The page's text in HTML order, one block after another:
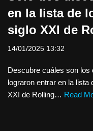
en la lista de
siglo XXI de
14/01/2025 13:32
Descubre cuáles son los
lograron entrar en la
XXI de Rolling… Read